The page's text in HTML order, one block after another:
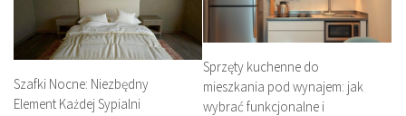
Szafki Nocne: Niezbędny
Element Każdej Sypialni
Sprzęty kuchenne do
mieszkania pod wynajem: jak
wybrać funkcjonalne i